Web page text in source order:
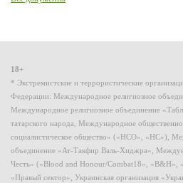
18+
* Экстремистские и террористические
Федерации: Международное религиозное
Международное религиозное объединение
татарского народа, Международное
социалистическое общество» («НСО», «НС»),
объединение «Ат-Такфир Валь-Хиджра»,
Честь» («Blood and Honour/Combat18», «B&H»,
«Правый сектор», Украинская организация